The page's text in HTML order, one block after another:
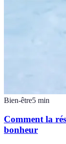
Bien-être5 min
Comment la
bonheur